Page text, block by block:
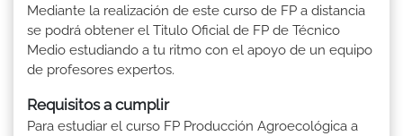
Mediante la realización de este curso de FP a distancia
se podrá obtener el Titulo Oficial de FP de Técnico
Medio estudiando a tu ritmo con el apoyo de un equipo
de profesores expertos.
Requisitos a cumplir
Para estudiar el curso FP Producción Agroecológica a